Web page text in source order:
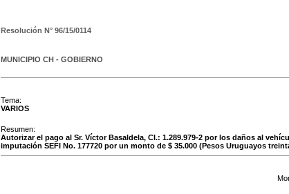
Resolución N° 96/15/0114
MUNICIPIO CH - GOBIERNO
Tema:
VARIOS
Resumen:
Autorizar el pago al Sr. Víctor Basaldela, CI.: 1.289.979-2 por los daños al
imputación SEFI No. 177720 por un monto de $ 35.000 (Pesos Uruguayos